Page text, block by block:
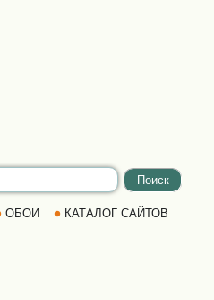
ОБОИ КАТАЛОГ САЙТОВ